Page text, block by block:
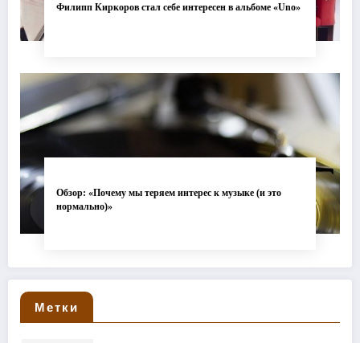
Филипп Киркоров стал себе интересен в альбоме «Uno»
Обзор: «Почему мы теряем интерес к музыке (и это
нормально)»
Метки